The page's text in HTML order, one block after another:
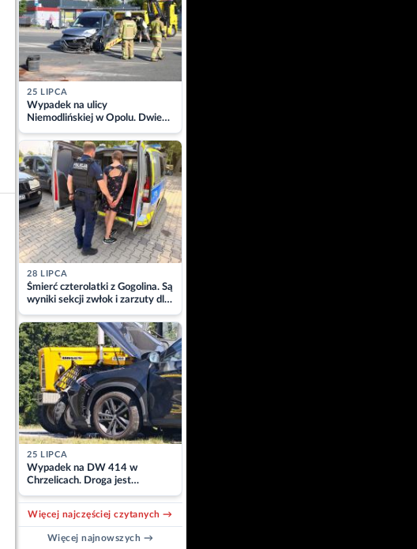
25 LIPCA
Wypadek na ulicy
Niemodlińskiej w Opolu. Dwie
osoby w szpitalu
28 LIPCA
Śmierć czterolatki z Gogolina. Są
wyniki sekcji zwłok i zarzuty dla
matki
25 LIPCA
Wypadek na DW 414 w
Chrzelicach. Droga jest
zablokowana
Więcej najczęściej czytanych →
Więcej najnowszych →